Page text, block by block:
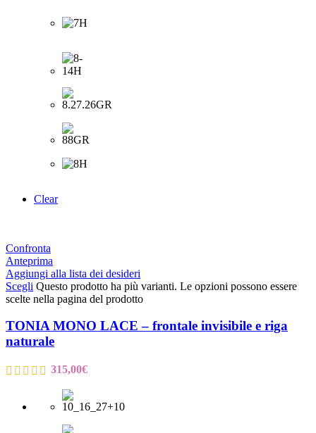
Clear
Confronta
Anteprima
Aggiungi alla lista dei desideri
Scegli Questo prodotto ha più varianti. Le opzioni possono essere
scelte nella pagina del prodotto
TONIA MONO LACE – frontale invisibile e riga
naturale
315,00€